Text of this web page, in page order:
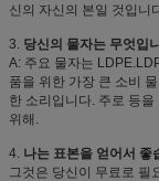
신의 자신의 본일 것입니
3. 당신의 물자는 무엇입
A: 주요 물자는
품을 위한 가장 큰 소비
한 소리입니다. 주로 등
위해.
4. 나는 표본을 얻어서 좋
그것은 당신이 무료로 필